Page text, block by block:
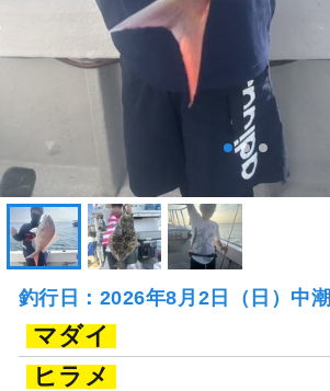
釣行日：2026年8月2日（日）中潮
マダイ
ヒラメ